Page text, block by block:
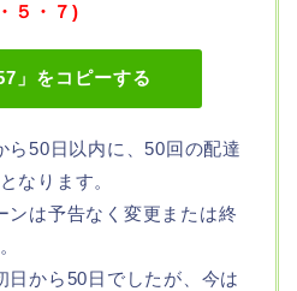
５・７)
」をコピーする
50日以内に、50回の配達
なります。
は予告なく変更または終
から50日でしたが、今は